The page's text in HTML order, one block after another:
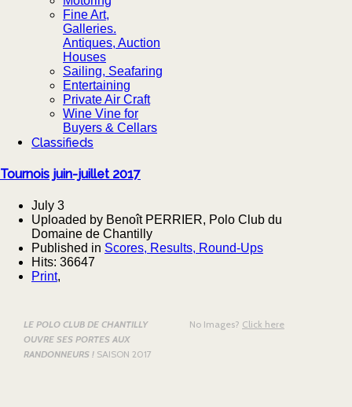
Fine Art,
Galleries.
Antiques, Auction
Houses
Sailing, Seafaring
Entertaining
Private Air Craft
Wine Vine for
Buyers & Cellars
Classifieds
Tournois juin-juillet 2017
July 3
Uploaded by Benoît PERRIER, Polo Club du
Domaine de Chantilly
Published in Scores, Results, Round-Ups
Hits: 36647
Print,
LE POLO CLUB DE CHANTILLY
OUVRE SES PORTES AUX
RANDONNEURS ! SAISON 2017
No Images? Click here